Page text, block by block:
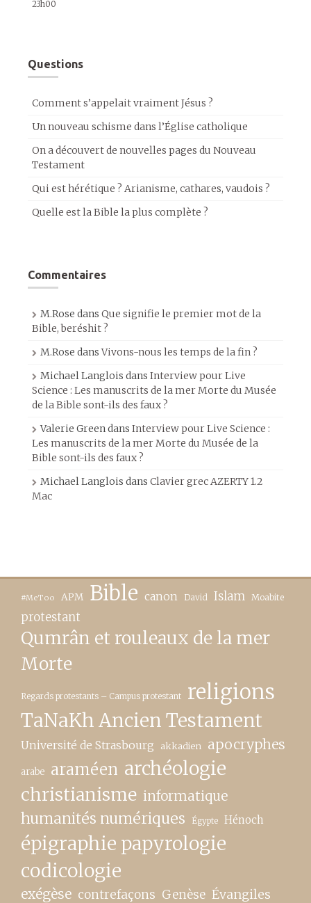
23h00
Questions
Comment s’appelait vraiment Jésus ?
Un nouveau schisme dans l’Église catholique
On a découvert de nouvelles pages du Nouveau
Testament
Qui est hérétique ? Arianisme, cathares, vaudois ?
Quelle est la Bible la plus complète ?
Commentaires
M.Rose dans Que signifie le premier mot de la
Bible, beréshit ?
M.Rose dansVivons-nous les temps de la fin ?
Michael Langlois dans Interview pour Live
Science : Les manuscrits de la mer Morte du Musée
de la Bible sont-ils des faux ?
Valerie Greendans Interview pour Live Science :
Les manuscrits de la mer Morte du Musée de la
Bible sont-ils des faux ?
Michael Langlois dans Clavier grec AZERTY 1.2
Mac
#MeToo APM Bible canon David Islam Moabite
protestant
Qumrân et rouleaux de la mer
Morte
Regards protestants – Campus protestant religions
TaNaKh Ancien Testament
Université de Strasbourg akkadien apocryphes
arabe araméen archéologie
christianisme informatique
humanités numériques Égypte Hénoch
épigraphie papyrologie
codicologie
exégèse contrefaçons Genèse Évangiles